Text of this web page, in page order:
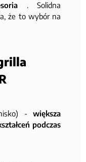
. Solidna
że to wybór na
- większa
podczas